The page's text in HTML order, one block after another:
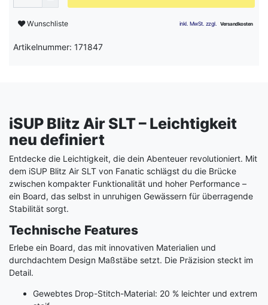
Wunschliste
Artikelnummer: 171847
iSUP Blitz Air SLT – Leichtigkeit
neu definiert
Entdecke die Leichtigkeit, die dein Abenteuer revolutioniert. Mit
dem iSUP Blitz Air SLT von Fanatic schlägst du die Brücke
zwischen kompakter Funktionalität und hoher Performance –
ein Board, das selbst in unruhigen Gewässern für überragende
Stabilität sorgt.
Technische Features
Erlebe ein Board, das mit innovativen Materialien und
durchdachtem Design Maßstäbe setzt. Die Präzision steckt im
Detail.
Gewebtes Drop-Stitch-Material: 20 % leichter und extrem